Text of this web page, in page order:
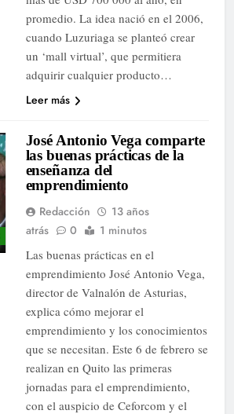
promedio. La idea nació en el 2006,
cuando Luzuriaga se planteó crear
un ‘mall virtual’, que permitiera
adquirir cualquier producto…
Leer más
José Antonio Vega comparte
las buenas prácticas de la
enseñanza del
emprendimiento
Redacción
13 años
atrás
0
1 minutos
Las buenas prácticas en el
emprendimiento José Antonio Vega,
director de Valnalón de Asturias,
explica cómo mejorar el
emprendimiento y los conocimientos
que se necesitan. Este 6 de febrero se
realizan en Quito l as primeras
jornadas para el emprendimiento,
con el auspicio de Ceforcom y el